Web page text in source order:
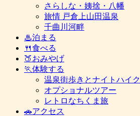
さらしな・姨捨・八幡
旅情 戸倉上山田温泉
千曲川河畔
♨泊まる
🍴食べる
🍑おみやげ
🏃体験する
温泉街歩きとナイトハイク
オプショナルツアー
レトロなちくま旅
🚗アクセス